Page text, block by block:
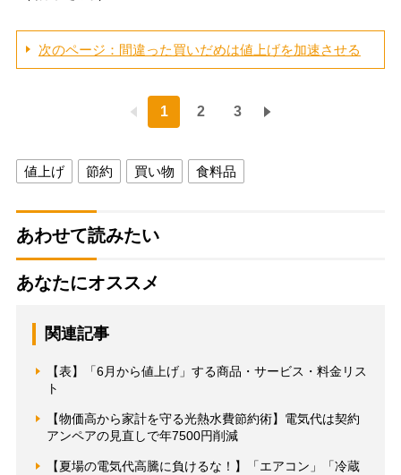
次のページ：間違った買いだめは値上げを加速させる
1 2 3
値上げ 節約 買い物 食料品
あわせて読みたい
あなたにオススメ
関連記事
【表】「6月から値上げ」する商品・サービス・料金リス
ト
【物価高から家計を守る光熱水費節約術】電気代は契約
アンペアの見直しで年7500円削減
【夏場の電気代高騰に負けるな！】「エアコン」「冷蔵